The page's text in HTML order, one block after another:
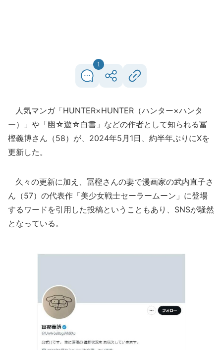
1
人気マンガ「HUNTER×HUNTER（ハンター×ハンタ
ー）」や「幽☆遊☆白書」などの作者として知られる冨
樫義博さん（58）が、2024年5月1日、約半年ぶりにXを
更新した。
久々の更新に加え、冨樫さんの妻で漫画家の武内直子さ
ん（57）の代表作「美少女戦士セーラームーン」に登場
するワードを引用した投稿ということもあり、SNSが騒然
となっている。